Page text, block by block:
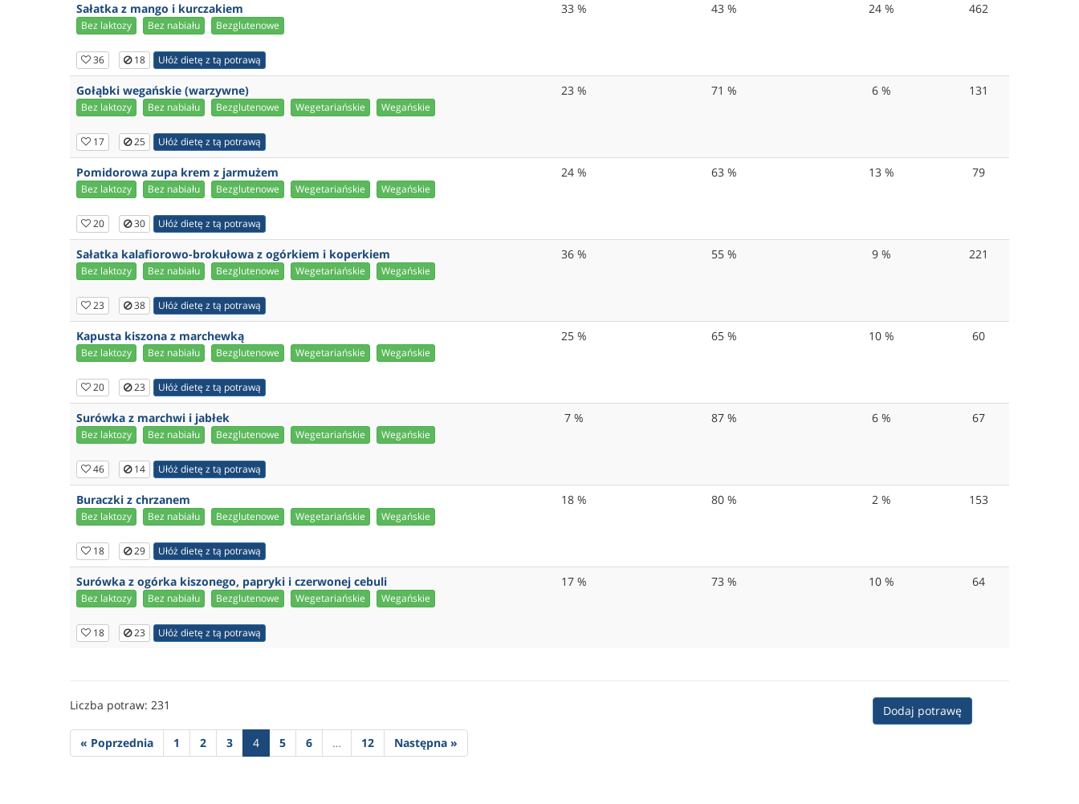
Sałatka z mango i kurczakiem
Bez laktozy Bez nabiału Bezglutenowe
36 18 Ułóż dietę z tą potrawą
33 % 43 % 24 % 462
Gołąbki wegańskie (warzywne)
Bez laktozy Bez nabiału Bezglutenowe Wegetariańskie Wegańskie
17 25 Ułóż dietę z tą potrawą
23 % 71 % 6 % 131
Pomidorowa zupa krem z jarmużem
Bez laktozy Bez nabiału Bezglutenowe Wegetariańskie Wegańskie
20 30 Ułóż dietę z tą potrawą
24 % 63 % 13 % 79
Sałatka kalafiorowo-brokułowa z ogórkiem i koperkiem
Bez laktozy Bez nabiału Bezglutenowe Wegetariańskie Wegańskie
23 38 Ułóż dietę z tą potrawą
36 % 55 % 9 % 221
Kapusta kiszona z marchewką
Bez laktozy Bez nabiału Bezglutenowe Wegetariańskie Wegańskie
20 23 Ułóż dietę z tą potrawą
25 % 65 % 10 % 60
Surówka z marchwi i jabłek
Bez laktozy Bez nabiału Bezglutenowe Wegetariańskie Wegańskie
46 14 Ułóż dietę z tą potrawą
7 % 87 % 6 % 67
Buraczki z chrzanem
Bez laktozy Bez nabiału Bezglutenowe Wegetariańskie Wegańskie
18 29 Ułóż dietę z tą potrawą
18 % 80 % 2 % 153
Surówka z ogórka kiszonego, papryki i czerwonej cebuli
Bez laktozy Bez nabiału Bezglutenowe Wegetariańskie Wegańskie
18 23 Ułóż dietę z tą potrawą
17 % 73 % 10 % 64
Liczba potraw: 231
« Poprzednia 1 2 3 4 5 6 … 12 Następna »
Dodaj potrawę